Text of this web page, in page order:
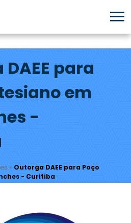
para
em
-
» Outorga DAEE para Poço
- Curitiba